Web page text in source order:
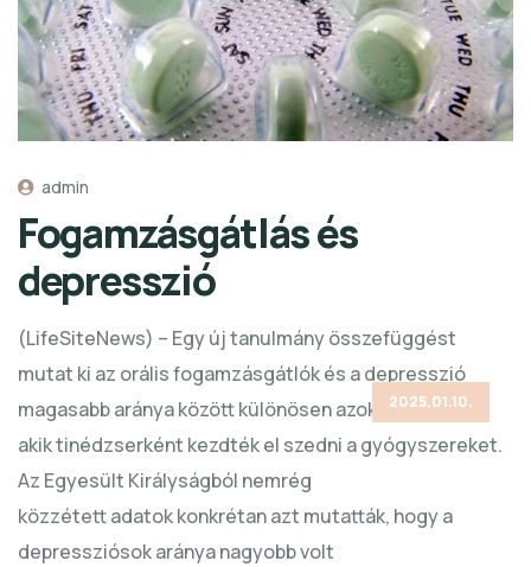
admin
Fogamzásgátlás és
depresszió
(LifeSiteNews) – Egy új tanulmány összefüggést
mutat ki az orális fogamzásgátlók és a depresszió
magasabb aránya között különösen azoknál a nőknél,
akik tinédzserként kezdték el szedni a gyógyszereket.
Az Egyesült Királyságból nemrég
közzétett adatok konkrétan azt mutatták, hogy a
depressziósok aránya nagyobb volt
2025.01.10.